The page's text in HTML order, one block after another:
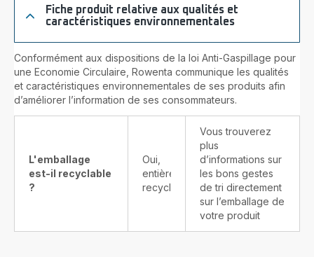
Fiche produit relative aux qualités et
caractéristiques environnementales
Conformément aux dispositions de la loi Anti-Gaspillage pour
une Economie Circulaire, Rowenta communique les qualités
et caractéristiques environnementales de ses produits afin
d’améliorer l’information de ses consommateurs.
L'emballage
est-il recyclable
?
Oui,
entièrement
recyclable
Vous trouverez
plus
d’informations sur
les bons gestes
de tri directement
sur l’emballage de
votre produit